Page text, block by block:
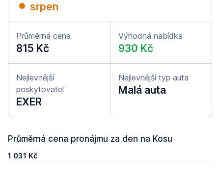
srpen
Průměrná cena
815 Kč
Výhodná nabídka
930 Kč
Nejlevnější
poskytovatel
EXER
Nejlevnější typ auta
Malá auta
Průměrná cena pronájmu za den na Kosu
1 031 Kč